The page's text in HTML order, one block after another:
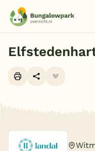
Last